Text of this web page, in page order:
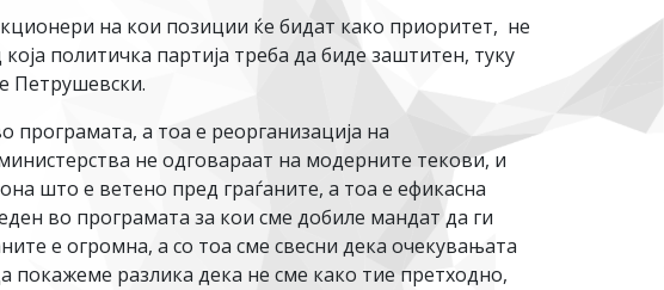
на кои позиции ќе бидат како приоритет, не
политичка партија треба да биде заштитен, туку
Петрушевски.
а тоа е реорганизација на
не одговараат на модерните текови, и
што е ветено пред граѓаните, а тоа е ефикасна
во програмата за кои сме добиле мандат да ги
е огромна, а со тоа сме свесни дека очекувањата
покажеме разлика дека не сме како тие претходно,